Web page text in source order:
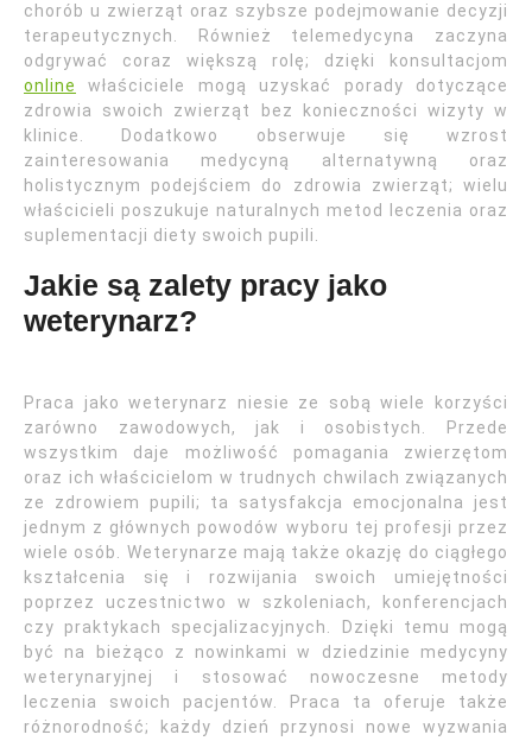
chorób u zwierząt oraz szybsze podejmowanie decyzji
terapeutycznych. Również telemedycyna zaczyna
odgrywać coraz większą rolę; dzięki konsultacjom
online
właściciele mogą uzyskać porady dotyczące
zdrowia swoich zwierząt bez konieczności wizyty w
klinice. Dodatkowo obserwuje się wzrost
zainteresowania medycyną alternatywną oraz
holistycznym podejściem do zdrowia zwierząt; wielu
właścicieli poszukuje naturalnych metod leczenia oraz
suplementacji diety swoich pupili.
Jakie są zalety pracy jako
weterynarz?
Praca jako weterynarz niesie ze sobą wiele korzyści
zarówno zawodowych, jak i osobistych. Przede
wszystkim daje możliwość pomagania zwierzętom
oraz ich właścicielom w trudnych chwilach związanych
ze zdrowiem pupili; ta satysfakcja emocjonalna jest
jednym z głównych powodów wyboru tej profesji przez
wiele osób. Weterynarze mają także okazję do ciągłego
kształcenia się i rozwijania swoich umiejętności
poprzez uczestnictwo w szkoleniach, konferencjach
czy praktykach specjalizacyjnych. Dzięki temu mogą
być na bieżąco z nowinkami w dziedzinie medycyny
weterynaryjnej i stosować nowoczesne metody
leczenia swoich pacjentów. Praca ta oferuje także
różnorodność; każdy dzień przynosi nowe wyzwania